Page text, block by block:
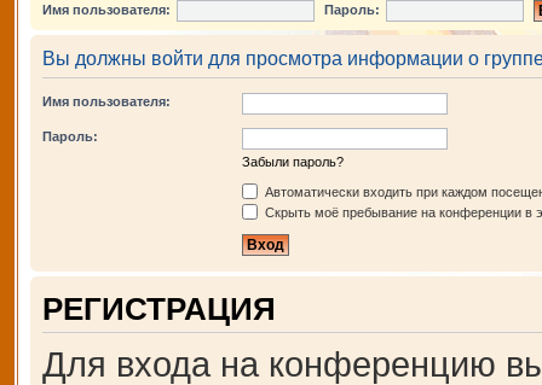
Имя пользователя: Пароль:
Вы должны войти для просмотра информации о
Имя пользователя:
Пароль:
Забыли пароль?
Автоматически входить при каждом
Скрыть моё пребывание на конференции в
РЕГИСТРАЦИЯ
Для входа на конференцию